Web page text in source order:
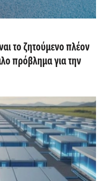
το ζητούμενο πλέον
πρόβλημα για την